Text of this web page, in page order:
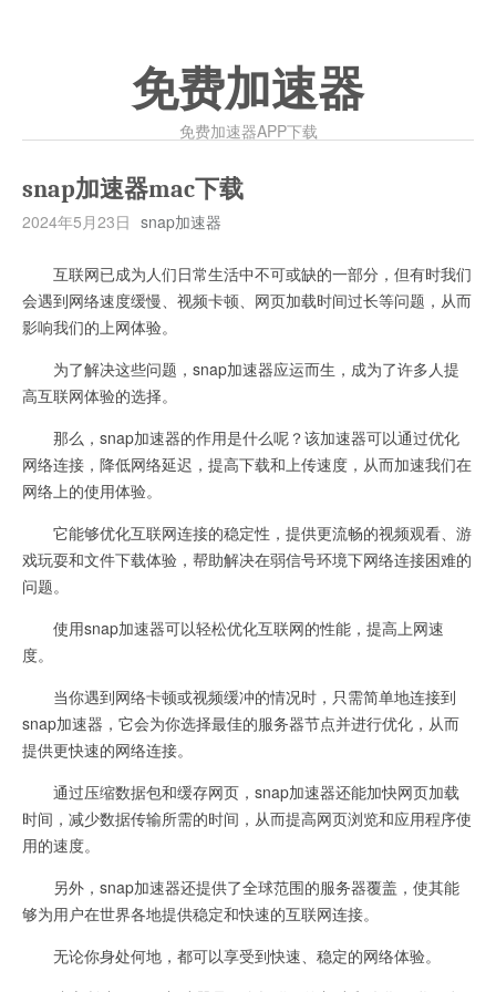
免费加速器
免费加速器APP下载
snap加速器mac下载
2024年5月23日 snap加速器
互联网已成为人们日常生活中不可或缺的一部分，但有时我们
会遇到网络速度缓慢、视频卡顿、网页加载时间过长等问题，从而
影响我们的上网体验。
为了解决这些问题，snap加速器应运而生，成为了许多人提
高互联网体验的选择。
那么，snap加速器的作用是什么呢？该加速器可以通过优化
网络连接，降低网络延迟，提高下载和上传速度，从而加速我们在
网络上的使用体验。
它能够优化互联网连接的稳定性，提供更流畅的视频观看、游
戏玩耍和文件下载体验，帮助解决在弱信号环境下网络连接困难的
问题。
使用snap加速器可以轻松优化互联网的性能，提高上网速
度。
当你遇到网络卡顿或视频缓冲的情况时，只需简单地连接到
snap加速器，它会为你选择最佳的服务器节点并进行优化，从而
提供更快速的网络连接。
通过压缩数据包和缓存网页，snap加速器还能加快网页加载
时间，减少数据传输所需的时间，从而提高网页浏览和应用程序使
用的速度。
另外，snap加速器还提供了全球范围的服务器覆盖，使其能
够为用户在世界各地提供稳定和快速的互联网连接。
无论你身处何地，都可以享受到快速、稳定的网络体验。